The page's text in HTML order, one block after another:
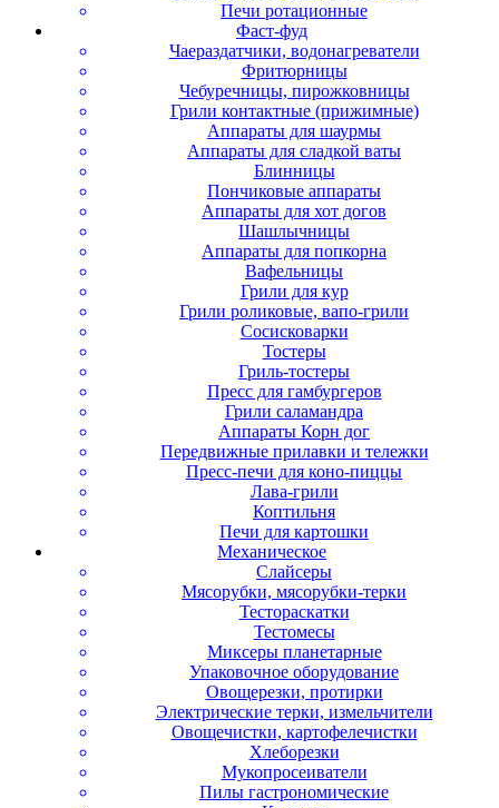
Печи ротационные
Фаст-фуд
Чаераздатчики, водонагреватели
Фритюрницы
Чебуречницы, пирожковницы
Грили контактные (прижимные)
Аппараты для шаурмы
Аппараты для сладкой ваты
Блинницы
Пончиковые аппараты
Аппараты для хот догов
Шашлычницы
Аппараты для попкорна
Вафельницы
Грили для кур
Грили роликовые, вапо-грили
Сосисковарки
Тостеры
Гриль-тостеры
Пресс для гамбургеров
Грили саламандра
Аппараты Корн дог
Передвижные прилавки и тележки
Пресс-печи для коно-пиццы
Лава-грили
Коптильня
Печи для картошки
Механическое
Слайсеры
Мясорубки, мясорубки-терки
Тестораскатки
Тестомесы
Миксеры планетарные
Упаковочное оборудование
Овощерезки, протирки
Электрические терки, измельчители
Овощечистки, картофелечистки
Хлеборезки
Мукопросеиватели
Пилы гастрономические